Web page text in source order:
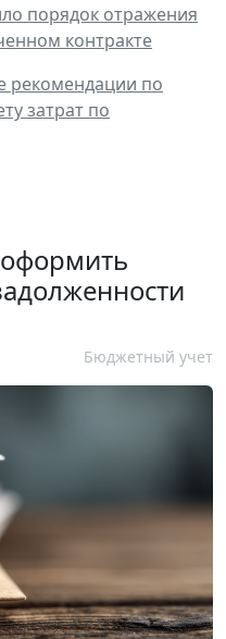
порядок отражения
контракте
рекомендации по
затрат по
Бюджетный учет